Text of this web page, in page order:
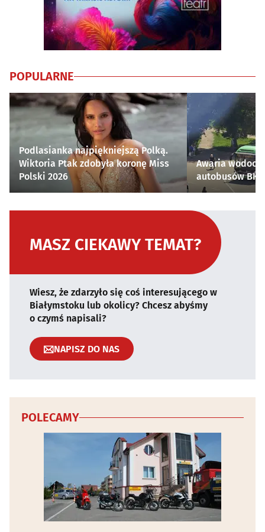
POPULARNE
Podlasianka najpiękniejszą Polką.
Wiktoria Ptak zdobyła koronę Miss
Polski 2026
Awaria
autobusów
MASZ CIEKAWY TEMAT?
Wiesz, że zdarzyło się coś interesującego w
Białymstoku lub okolicy? Chcesz abyśmy
o czymś napisali?
NAPISZ DO NAS
POLECAMY